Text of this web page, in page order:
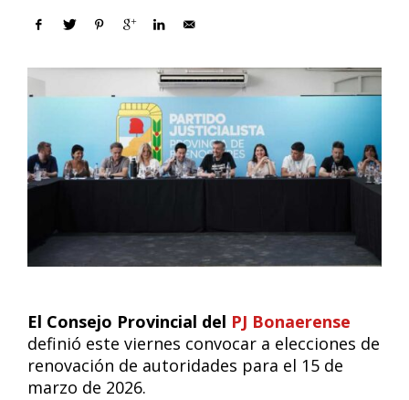
El Consejo Provincial del PJ Bonaerense
definió este viernes convocar a elecciones de
renovación de autoridades para el 15 de
marzo de 2026.